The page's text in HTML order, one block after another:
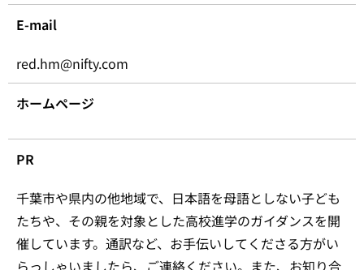
E-mail
red.hm@nifty.com
ホームページ
PR
千葉市や県内の他地域で、日本語を母語としない子ども
たちや、その親を対象とした高校進学のガイダンスを開
催しています。通訳など、お手伝いしてくださる方がい